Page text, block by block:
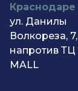
Краснодаре
ул. Данилы
Волкореза, 7,
напротив ТЦ
MALL